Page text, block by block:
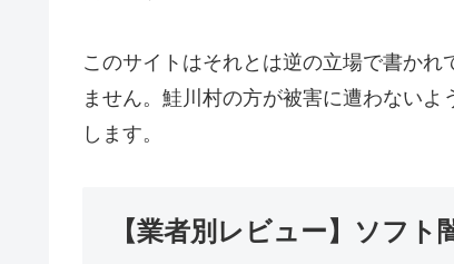
このサイトはそれとは逆の立場で書か
ません。鮭川村の方が被害に遭わない
します。
【業者別レビュー】ソフ